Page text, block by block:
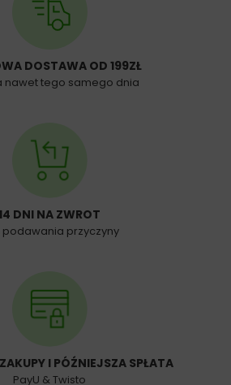
DOSTAWA OD 199ZŁ
nawet tego samego dnia
DNI NA ZWROT
podawania przyczyny
I PÓŹNIEJSZA SPŁATA
PayU & Twisto